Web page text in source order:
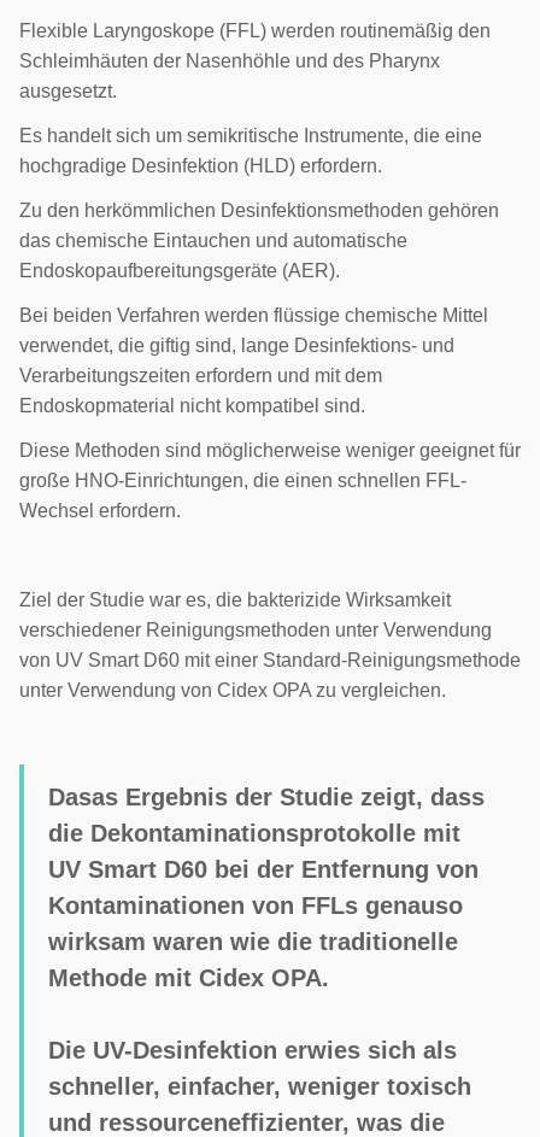
Flexible Laryngoskope (FFL) werden routinemäßig den
Schleimhäuten der Nasenhöhle und des Pharynx
ausgesetzt.
Es handelt sich um semikritische Instrumente, die eine
hochgradige Desinfektion (HLD) erfordern.
Zu den herkömmlichen Desinfektionsmethoden gehören
das chemische Eintauchen und automatische
Endoskopaufbereitungsgeräte (AER).
Bei beiden Verfahren werden flüssige chemische Mittel
verwendet, die giftig sind, lange Desinfektions- und
Verarbeitungszeiten erfordern und mit dem
Endoskopmaterial nicht kompatibel sind.
Diese Methoden sind möglicherweise weniger geeignet für
große HNO-Einrichtungen, die einen schnellen FFL-
Wechsel erfordern.
Ziel der Studie war es, die bakterizide Wirksamkeit
verschiedener Reinigungsmethoden unter Verwendung
von UV Smart D60 mit einer Standard-Reinigungsmethode
unter Verwendung von Cidex OPA zu vergleichen.
Dasas Ergebnis der Studie zeigt, dass
die Dekontaminationsprotokolle mit
UV Smart D60 bei der Entfernung von
Kontaminationen von FFLs genauso
wirksam waren wie die traditionelle
Methode mit Cidex OPA.
Die UV-Desinfektion erwies sich als
schneller, einfacher, weniger toxisch
und ressourceneffizienter, was die